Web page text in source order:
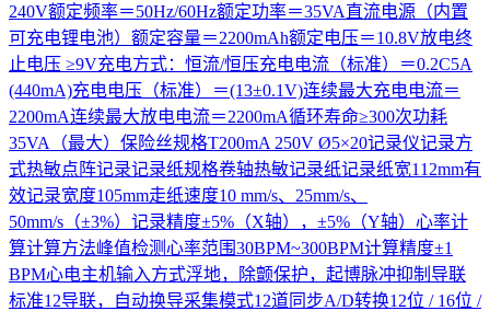
240V额定频率＝50Hz/60Hz额定功率＝35VA直流电源（内置
可充电锂电池）额定容量＝2200mAh额定电压＝10.8V放电终
止电压 ≥9V充电方式：恒流/恒压充电电流（标准）＝0.2C5A
(440mA)充电电压（标准）＝(13±0.1V)连续最大充电电流＝
2200mA连续最大放电电流＝2200mA循环寿命≥300次功耗
35VA（最大）保险丝规格T200mA 250V Ø5×20记录仪记录方
式热敏点阵记录记录纸规格卷轴热敏记录纸记录纸宽112mm有
效记录宽度105mm走纸速度10 mm/s、25mm/s、
50mm/s（±3%）记录精度±5%（X轴），±5%（Y轴）心率计
算计算方法峰值检测心率范围30BPM~300BPM计算精度±1
BPM心电主机输入方式浮地，除颤保护，起博脉冲抑制导联
标准12导联，自动换导采集模式12道同步A/D转换12位 / 16位 /